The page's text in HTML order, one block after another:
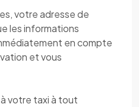
votre adresse de
les informations
en compte
et vous
votre taxi à tout